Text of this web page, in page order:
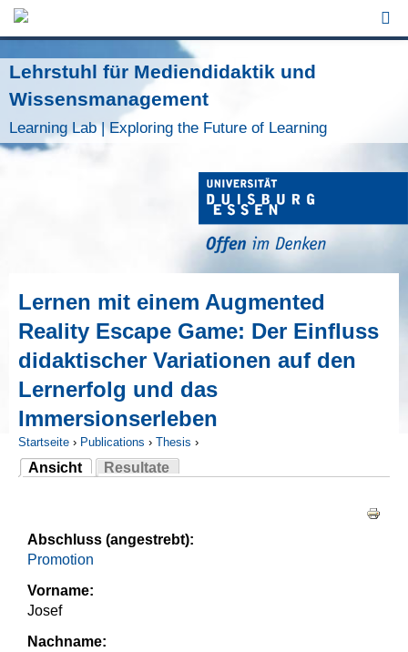
Jump to Navigation
Lehrstuhl für Mediendidaktik und
Wissensmanagement
Learning Lab | Exploring the Future of Learning
Lernen mit einem Augmented
Reality Escape Game: Der Einfluss
didaktischer Variationen auf den
Lernerfolg und das
Immersionserleben
Sie sind hier
Startseite › Publications › Thesis ›
Ansicht
(aktiver Reiter)
Resultate
Abschluss (angestrebt):
Promotion
Vorname:
Josef
Nachname: